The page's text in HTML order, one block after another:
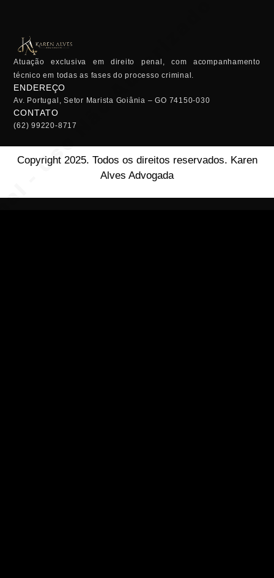
Atuação exclusiva em direito penal, com acompanhamento
técnico em todas as fases do processo criminal.
ENDEREÇO
Av. Portugal, Setor Marista Goiânia – GO 74150-030
CONTATO
(62) 99220-8717
Copyright 2025. Todos os direitos reservados. Karen
Alves Advogada